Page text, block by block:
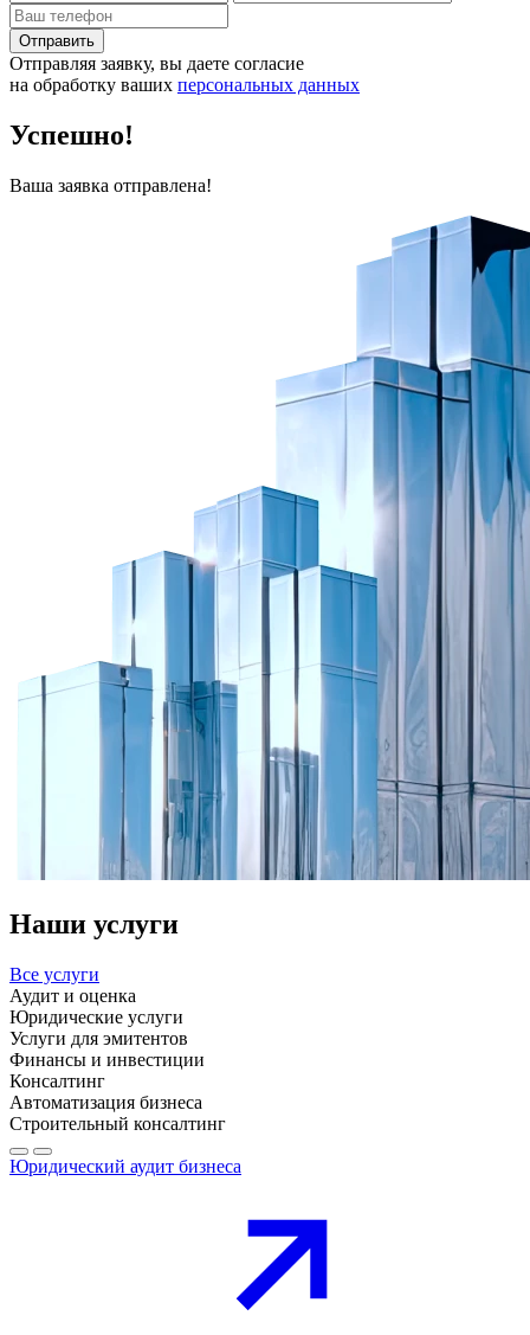
Отправить
Отправляя заявку, вы даете согласие
на обработку ваших персональных данных
Успешно!
Ваша заявка отправлена!
Наши услуги
Все услуги
Аудит и оценка
Юридические услуги
Услуги для эмитентов
Финансы и инвестиции
Консалтинг
Автоматизация бизнеса
Строительный консалтинг
Юридический аудит бизнеса